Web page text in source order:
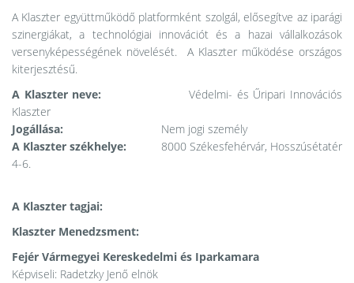
A Klaszter együttműködő platformként szolgál, elősegítve az iparági
szinergiákat, a technológiai innovációt és a hazai vállalkozások
versenyképességének növelését. A Klaszter működése országos
kiterjesztésű.
A Klaszter neve: Védelmi- és Űripari Innovációs
Klaszter
Jogállása: Nem jogi személy
A Klaszter székhelye: 8000 Székesfehérvár, Hosszúsétatér
4-6.
A Klaszter tagjai:
Klaszter Menedzsment:
Fejér Vármegyei Kereskedelmi és Iparkamara
Képviseli: Radetzky Jenő elnök